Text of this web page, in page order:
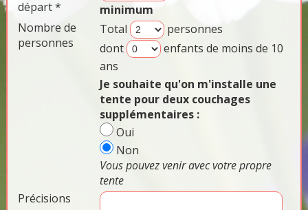
départ *
minimum
Nombre de
personnes
Total
personnes
dont
enfants de moins de 10
ans
Je souhaite qu'on m'installe une
tente pour deux couchages
supplémentaires :
Oui
Non
Vous pouvez venir avec votre propre
tente
Précisions